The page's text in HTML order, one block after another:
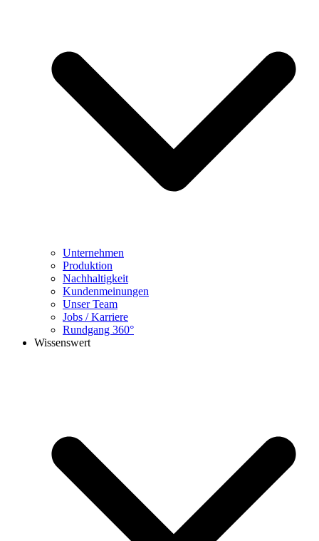
Unternehmen
Produktion
Nachhaltigkeit
Kundenmeinungen
Unser Team
Jobs / Karriere
Rundgang 360°
Wissenswert